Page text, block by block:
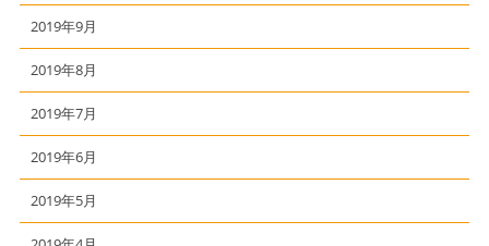
2019年9月
2019年8月
2019年7月
2019年6月
2019年5月